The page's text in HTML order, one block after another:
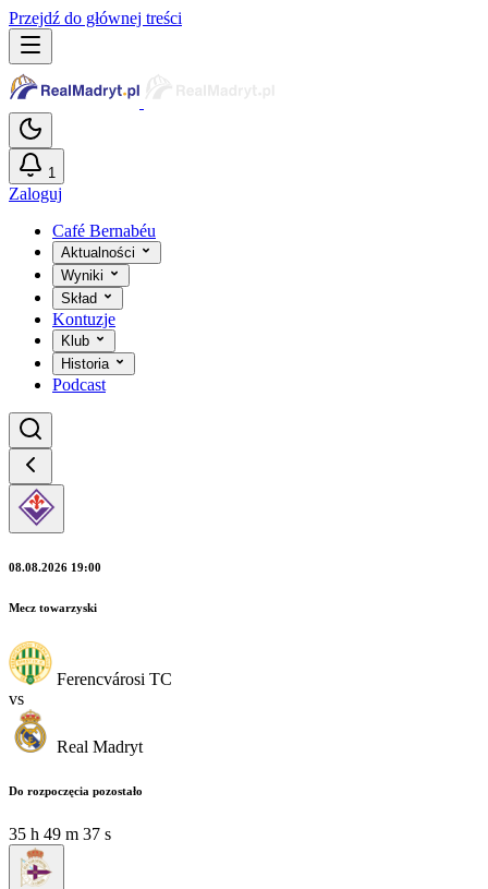
Przejdź do głównej treści
1
Zaloguj
Café Bernabéu
Aktualności
Wyniki
Skład
Kontuzje
Klub
Historia
Podcast
08.08.2026 19:00
Mecz towarzyski
Ferencvárosi TC
vs
Real Madryt
Do rozpoczęcia pozostało
35 h 49 m 35 s